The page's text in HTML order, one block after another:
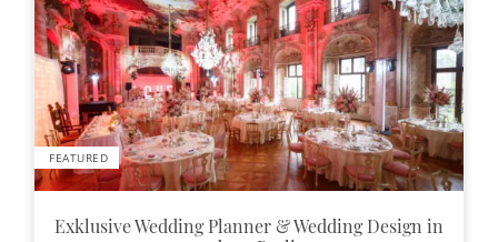
FEATURED
Exklusive Wedding Planner & Wedding Design in